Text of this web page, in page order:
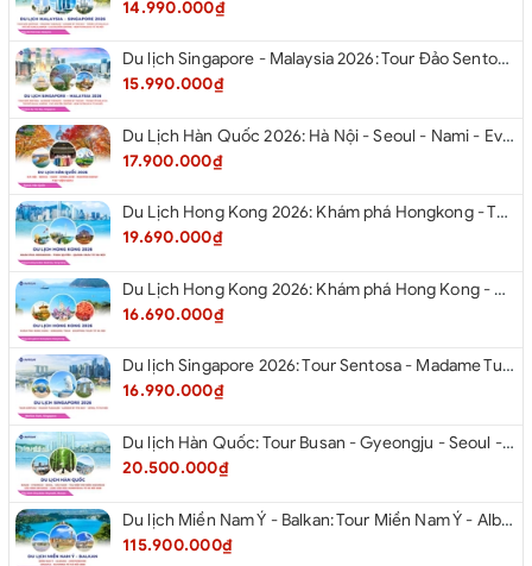
14.990.000₫
Du lịch Singapore - Malaysia 2026: Tour Đảo Sentosa - Madame Tussauds - Garden By The Bay - Thành cổ Malacca - Thủ đô Kuala Lumpur - Cao nguyên Genting - New Putrajaya từ Hà Nội
15.990.000₫
Du Lịch Hàn Quốc 2026: Hà Nội - Seoul - Nami - Everland - Painter Show - Thư Viện Sách
17.900.000₫
Du Lịch Hong Kong 2026: Khám phá Hongkong - Thâm Quyến - Quảng Châu từ Hà Nội
19.690.000₫
Du Lịch Hong Kong 2026: Khám phá Hong Kong - Dingding Tram - Shopping Tour từ Hà Nội
16.690.000₫
Du lịch Singapore 2026: Tour Sentosa - Madame Tussauds - Garden By The Bay - Jewel từ Hà Nội
16.990.000₫
Du lịch Hàn Quốc: Tour Busan - Gyeongju - Seoul - Đảo Nami - Tàu Điện Ven Biển Haeundae - Cầu Kính Oryukdo - Làng Văn Hóa Huinnyeoul từ Hà Nội 2026
20.500.000₫
Du lịch Miền Nam Ý - Balkan: Tour Miền Nam Ý - Albania - Montenegro - Croatia - Slovenia từ Hà Nội 2026
115.900.000₫